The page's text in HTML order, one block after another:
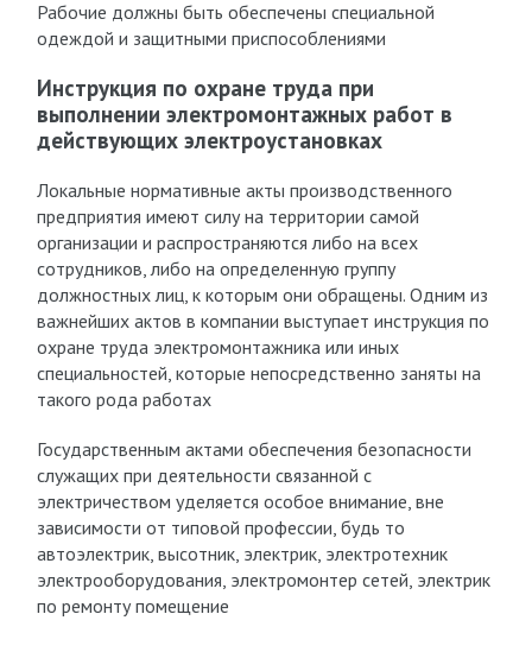
Рабочие должны быть обеспечены специальной
одеждой и защитными приспособлениями
Инструкция по охране труда при
выполнении электромонтажных работ в
действующих электроустановках
Локальные нормативные акты производственного
предприятия имеют силу на территории самой
организации и распространяются либо на всех
сотрудников, либо на определенную группу
должностных лиц, к которым они обращены. Одним из
важнейших актов в компании выступает инструкция по
охране труда электромонтажника или иных
специальностей, которые непосредственно заняты на
такого рода работах
Государственным актами обеспечения безопасности
служащих при деятельности связанной с
электричеством уделяется особое внимание, вне
зависимости от типовой профессии, будь то
автоэлектрик, высотник, электрик, электротехник
электрооборудования, электромонтер сетей, электрик
по ремонту помещение